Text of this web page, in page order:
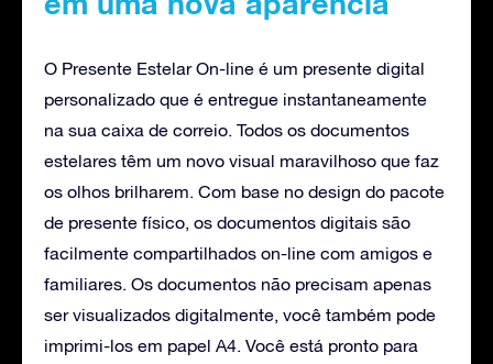
O Presente Estelar On-line é um presente digital
personalizado que é entregue instantaneamente
na sua caixa de correio. Todos os documentos
estelares têm um novo visual maravilhoso que faz
os olhos brilharem. Com base no design do pacote
de presente físico, os documentos digitais são
facilmente compartilhados on-line com amigos e
familiares. Os documentos não precisam apenas
ser visualizados digitalmente, você também pode
imprimi-los em papel A4. Você está pronto para